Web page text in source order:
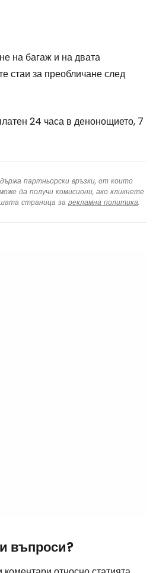
на багаж и на двата
стаи за преобличане след
24 часа в денонощието, 7
партньорски връзки, от които
да получи комисиони, ако кликнете
страница за рекламна политика.
въпроси?